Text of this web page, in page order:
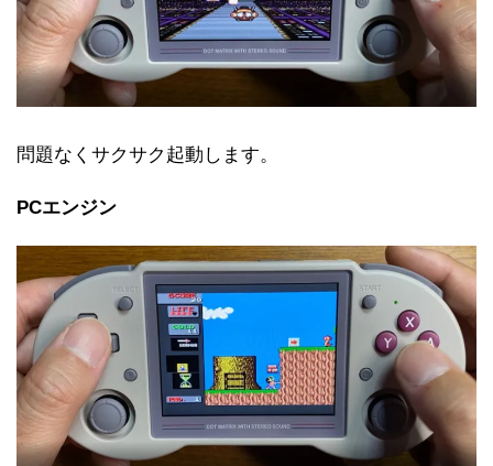
問題なくサクサク起動します。
PCエンジン